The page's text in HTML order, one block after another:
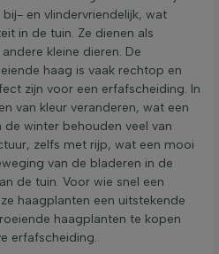
en vlindervriendelijk, wat
in de tuin. Ze dienen als
kleine dieren. De
haag is vaak rechtop en
zijn voor een erfafscheiding. In
van kleur veranderen, wat een
winter behouden veel van
zelfs met rijp, wat een mooi
van de bladeren in de
de tuin. Voor wie snel een
haagplanten een uitstekende
haagplanten te kopen
erfafscheiding.